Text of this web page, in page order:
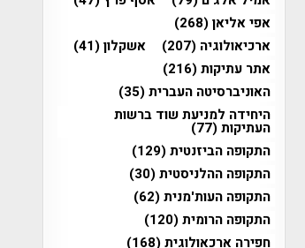
אפי אליאן(268)
ארכיאולוגיה (207) אשקלון(41)
אתר עתיקות(216)
האוניברסיטה העברית(35)
היחידה למניעת שוד ברשות
העתיקות(77)
התקופה הביזנטית(129)
התקופה ההלניסטית(30)
התקופה העות'מנית(62)
התקופה הרומית(120)
חפירה ארכאולוגית(168)